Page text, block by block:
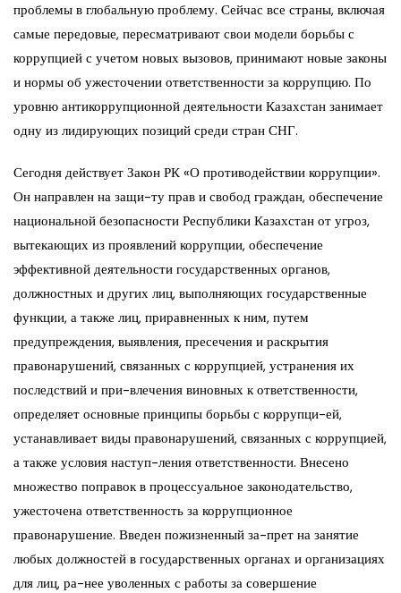
проблемы в глобальную проблему. Сейчас все страны, включая
самые передовые, пересматривают свои модели борьбы с
коррупцией с учетом новых вызовов, принимают новые законы
и нормы об ужесточении ответственности за коррупцию. По
уровню антикоррупционной деятельности Казахстан занимает
одну из лидирующих позиций среди стран СНГ.
Сегодня действует Закон РК «О противодействии коррупции».
Он направлен на защи-ту прав и свобод граждан, обеспечение
национальной безопасности Республики Казахстан от угроз,
вытекающих из проявлений коррупции, обеспечение
эффективной деятельности государственных органов,
должностных и других лиц, выполняющих государственные
функции, а также лиц, приравненных к ним, путем
предупреждения, выявления, пресечения и раскрытия
правонарушений, связанных с коррупцией, устранения их
последствий и при-влечения виновных к ответственности,
определяет основные принципы борьбы с коррупци-ей,
устанавливает виды правонарушений, связанных с коррупцией,
а также условия наступ-ления ответственности. Внесено
множество поправок в процессуальное законодательство,
ужесточена ответственность за коррупционное
правонарушение. Введен пожизненный за-прет на занятие
любых должностей в государственных органах и организациях
для лиц, ра-нее уволенных с работы за совершение